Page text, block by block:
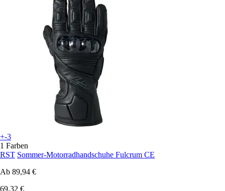
+-3
1 Farben
RST Sommer-Motorradhandschuhe Fulcrum CE
Ab 89,94 €
69,32 €